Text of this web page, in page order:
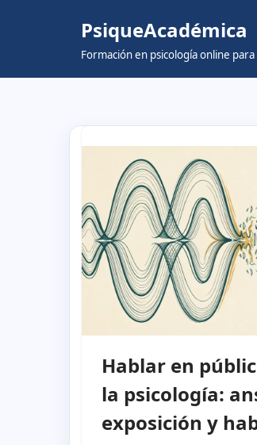
PsiqueAcadémica
Formación en psicología online
Hablar en
la psicología:
exposición y